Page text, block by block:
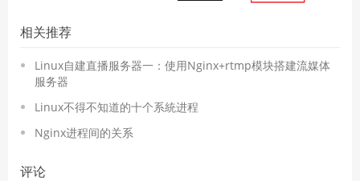
相关推荐
Linux自建直播服务器一：使用Nginx+rtmp模块搭建流媒体
服务器
Linux不得不知道的十个系統进程
Nginx进程间的关系
评论